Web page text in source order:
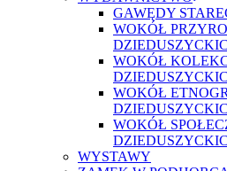
GAWĘDY
WOKÓŁ
WOKÓŁ
WOKÓŁ
WOKÓŁ
WYSTAWY